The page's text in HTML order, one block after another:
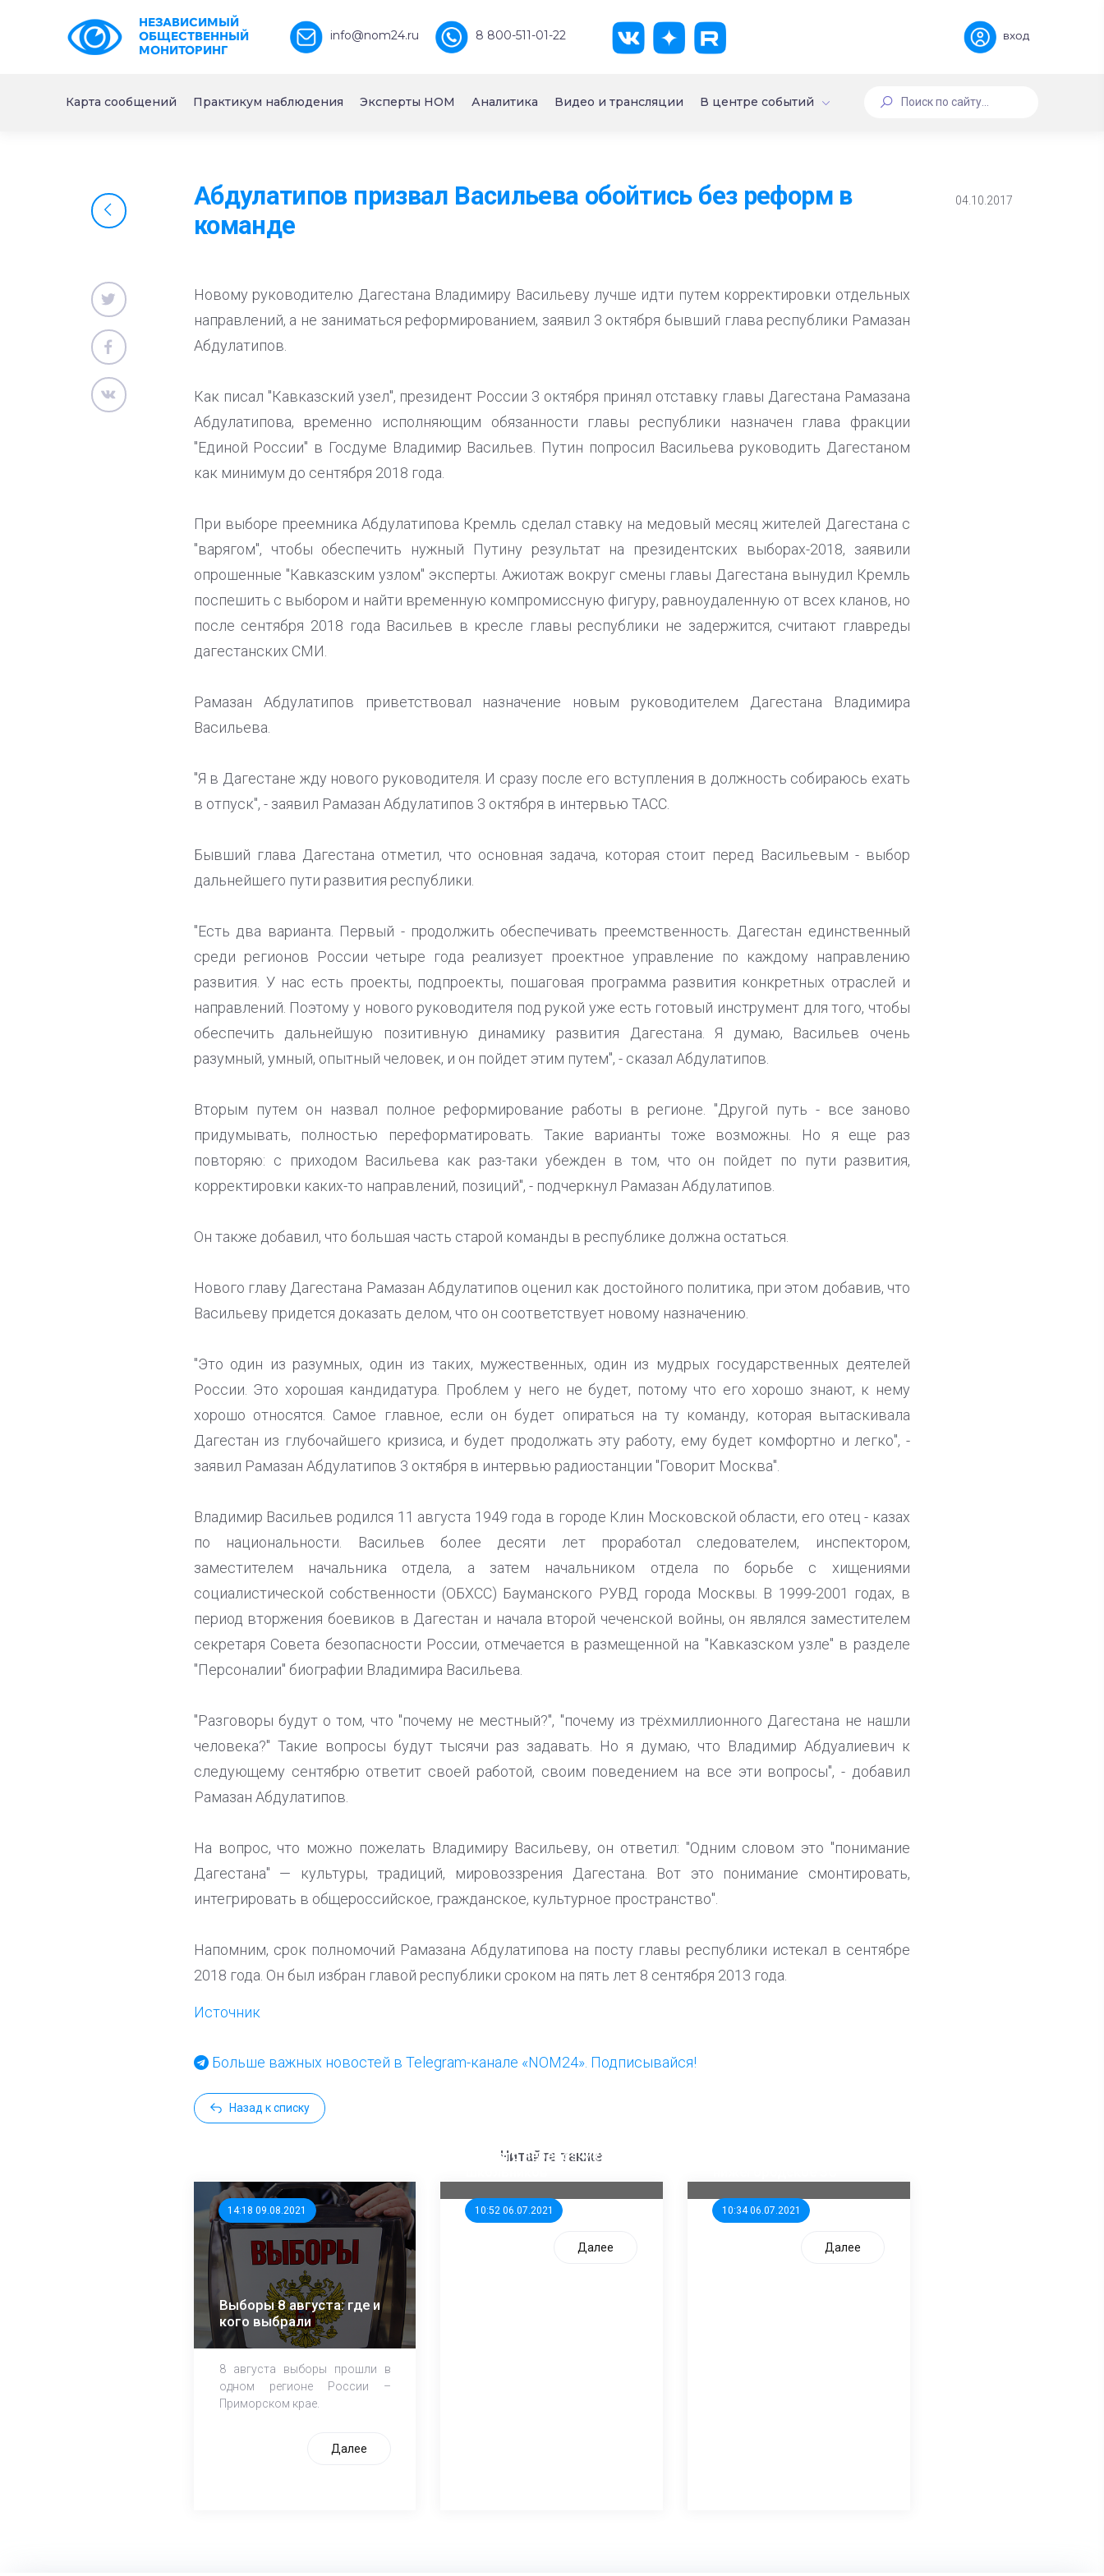
НЕЗАВИСИМЫЙ
ОБЩЕСТВЕННЫЙ
МОНИТОРИНГ
info@nom24.ru 8 800-511-01-22 вход
Карта сообщений Практикум наблюдения Эксперты НОМ Аналитика Видео и трансляции В центре событий
Абдулатипов призвал Васильева обойтись без реформ в
команде
04.10.2017
Новому руководителю Дагестана Владимиру Васильеву лучше идти путем корректировки отдельных
направлений, а не заниматься реформированием, заявил 3 октября бывший глава республики Рамазан
Абдулатипов.
Как писал "Кавказский узел", президент России 3 октября принял отставку главы Дагестана Рамазана
Абдулатипова, временно исполняющим обязанности главы республики назначен глава фракции
"Единой России" в Госдуме Владимир Васильев. Путин попросил Васильева руководить Дагестаном
как минимум до сентября 2018 года.
При выборе преемника Абдулатипова Кремль сделал ставку на медовый месяц жителей Дагестана с
"варягом", чтобы обеспечить нужный Путину результат на президентских выборах-2018, заявили
опрошенные "Кавказским узлом" эксперты. Ажиотаж вокруг смены главы Дагестана вынудил Кремль
поспешить с выбором и найти временную компромиссную фигуру, равноудаленную от всех кланов, но
после сентября 2018 года Васильев в кресле главы республики не задержится, считают главреды
дагестанских СМИ.
Рамазан Абдулатипов приветствовал назначение новым руководителем Дагестана Владимира
Васильева.
"Я в Дагестане жду нового руководителя. И сразу после его вступления в должность собираюсь ехать
в отпуск", - заявил Рамазан Абдулатипов 3 октября в интервью ТАСС.
Бывший глава Дагестана отметил, что основная задача, которая стоит перед Васильевым - выбор
дальнейшего пути развития республики.
"Есть два варианта. Первый - продолжить обеспечивать преемственность. Дагестан единственный
среди регионов России четыре года реализует проектное управление по каждому направлению
развития. У нас есть проекты, подпроекты, пошаговая программа развития конкретных отраслей и
направлений. Поэтому у нового руководителя под рукой уже есть готовый инструмент для того, чтобы
обеспечить дальнейшую позитивную динамику развития Дагестана. Я думаю, Васильев очень
разумный, умный, опытный человек, и он пойдет этим путем", - сказал Абдулатипов.
Вторым путем он назвал полное реформирование работы в регионе. "Другой путь - все заново
придумывать, полностью переформатировать. Такие варианты тоже возможны. Но я еще раз
повторяю: с приходом Васильева как раз-таки убежден в том, что он пойдет по пути развития,
корректировки каких-то направлений, позиций", - подчеркнул Рамазан Абдулатипов.
Он также добавил, что большая часть старой команды в республике должна остаться.
Нового главу Дагестана Рамазан Абдулатипов оценил как достойного политика, при этом добавив, что
Васильеву придется доказать делом, что он соответствует новому назначению.
"Это один из разумных, один из таких, мужественных, один из мудрых государственных деятелей
России. Это хорошая кандидатура. Проблем у него не будет, потому что его хорошо знают, к нему
хорошо относятся. Самое главное, если он будет опираться на ту команду, которая вытаскивала
Дагестан из глубочайшего кризиса, и будет продолжать эту работу, ему будет комфортно и легко", -
заявил Рамазан Абдулатипов 3 октября в интервью радиостанции "Говорит Москва".
Владимир Васильев родился 11 августа 1949 года в городе Клин Московской области, его отец - казах
по национальности. Васильев более десяти лет проработал следователем, инспектором,
заместителем начальника отдела, а затем начальником отдела по борьбе с хищениями
социалистической собственности (ОБХСС) Бауманского РУВД города Москвы. В 1999-2001 годах, в
период вторжения боевиков в Дагестан и начала второй чеченской войны, он являлся заместителем
секретаря Совета безопасности России, отмечается в размещенной на "Кавказском узле" в разделе
"Персоналии" биографии Владимира Васильева.
"Разговоры будут о том, что "почему не местный?", "почему из трёхмиллионного Дагестана не нашли
человека?" Такие вопросы будут тысячи раз задавать. Но я думаю, что Владимир Абдуалиевич к
следующему сентябрю ответит своей работой, своим поведением на все эти вопросы", - добавил
Рамазан Абдулатипов.
На вопрос, что можно пожелать Владимиру Васильеву, он ответил: "Одним словом это "понимание
Дагестана" — культуры, традиций, мировоззрения Дагестана. Вот это понимание смонтировать,
интегрировать в общероссийское, гражданское, культурное пространство".
Напомним, срок полномочий Рамазана Абдулатипова на посту главы республики истекал в сентябре
2018 года. Он был избран главой республики сроком на пять лет 8 сентября 2013 года.
Источник
Больше важных новостей в Telegram-канале «NOM24». Подписывайся!
Назад к списку
Читайте также
14:18 09.08.2021
Выборы 8 августа: где и
кого выбрали
8 августа выборы прошли в
одном регионе России –
Приморском крае.
Далее
10:52 06.07.2021
единого перевозчика для
Далее
10:34 06.07.2021
Далее